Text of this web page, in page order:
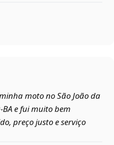
moto no São João da
e fui muito bem
preço justo e serviço